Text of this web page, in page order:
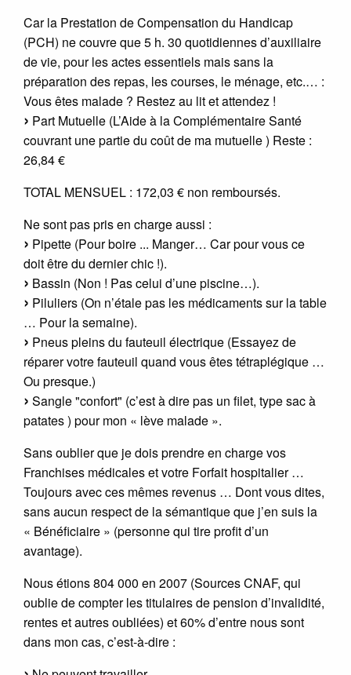
Car la Prestation de Compensation du Handicap
(PCH) ne couvre que 5 h. 30 quotidiennes d’auxiliaire
de vie, pour les actes essentiels mais sans la
préparation des repas, les courses, le ménage, etc.… :
Vous êtes malade ? Restez au lit et attendez !
Part Mutuelle (L’Aide à la Complémentaire Santé
couvrant une partie du coût de ma mutuelle ) Reste :
26,84 €
TOTAL MENSUEL : 172,03 € non remboursés.
Ne sont pas pris en charge aussi :
Pipette (Pour boire ... Manger… Car pour vous ce
doit être du dernier chic !).
Bassin (Non ! Pas celui d’une piscine…).
Piluliers (On n’étale pas les médicaments sur la table
… Pour la semaine).
Pneus pleins du fauteuil électrique (Essayez de
réparer votre fauteuil quand vous êtes tétraplégique …
Ou presque.)
Sangle "confort" (c’est à dire pas un filet, type sac à
patates ) pour mon « lève malade ».
Sans oublier que je dois prendre en charge vos
Franchises médicales et votre Forfait hospitalier …
Toujours avec ces mêmes revenus … Dont vous dites,
sans aucun respect de la sémantique que j’en suis la
« Bénéficiaire » (personne qui tire profit d’un
avantage).
Nous étions 804 000 en 2007 (Sources CNAF, qui
oublie de compter les titulaires de pension d’invalidité,
rentes et autres oubliées) et 60% d’entre nous sont
dans mon cas, c’est-à-dire :